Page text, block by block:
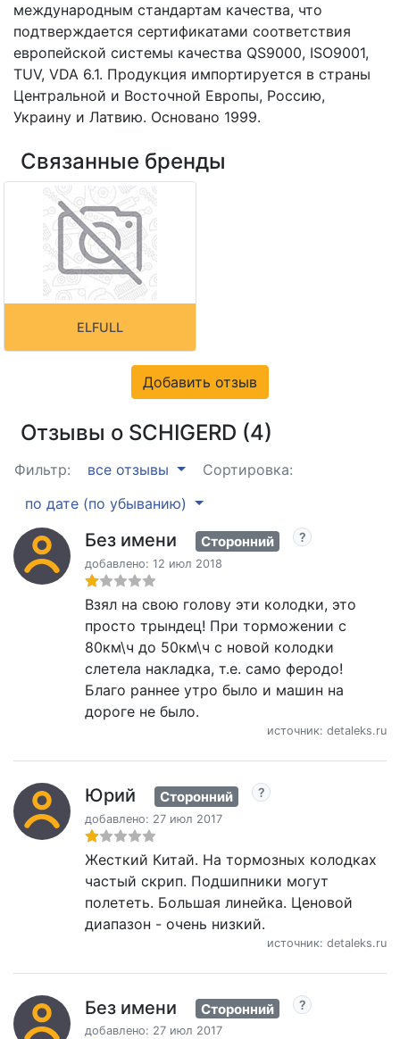
международным стандартам качества, что
подтверждается сертификатами соответствия
европейской системы качества QS9000, ISO9001,
TUV, VDA 6.1. Продукция импортируется в страны
Центральной и Восточной Европы, Россию,
Украину и Латвию. Основано 1999.
Связанные бренды
ELFULL
Добавить отзыв
Отзывы о SCHIGERD (4)
Фильтр: все отзывы
Сортировка:
по дате (по убыванию)
Без имени Сторонний
добавлено: 12 июл 2018
Взял на свою голову эти колодки, это
просто трындец! При торможении с
80км\ч до 50км\ч с новой колодки
слетела накладка, т.е. само феродо!
Благо раннее утро было и машин на
дороге не было.
источник: detaleks.ru
Юрий Сторонний
добавлено: 27 июл 2017
Жесткий Китай. На тормозных колодках
частый скрип. Подшипники могут
полететь. Большая линейка. Ценовой
диапазон - очень низкий.
источник: detaleks.ru
Без имени Сторонний
добавлено: 27 июл 2017